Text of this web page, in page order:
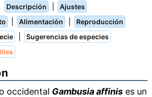
Descripción Ajustes
Alimentación Reproducción
Sugerencias de especies
occidental Gambusia affinises un